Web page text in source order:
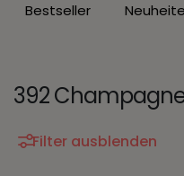
Bestseller
392
Filter ausblenden